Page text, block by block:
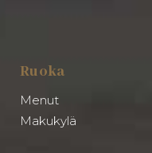
Ruoka
Menut
Makukylä